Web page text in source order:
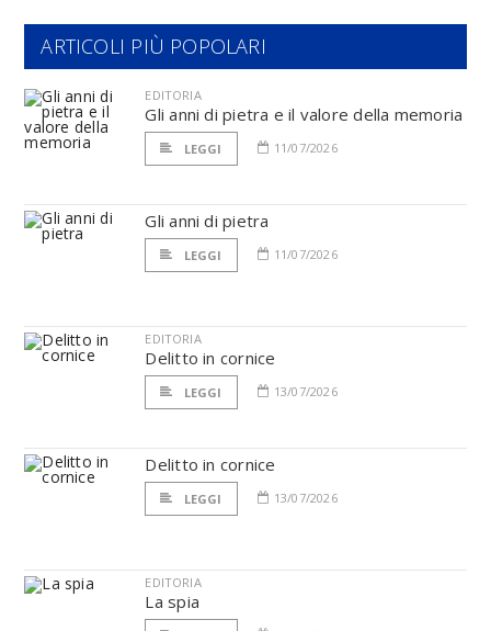
ARTICOLI PIÙ POPOLARI
EDITORIA
Gli anni di pietra e il valore della memoria
LEGGI 11/07/2026
Gli anni di pietra
LEGGI 11/07/2026
EDITORIA
Delitto in cornice
LEGGI 13/07/2026
Delitto in cornice
LEGGI 13/07/2026
EDITORIA
La spia